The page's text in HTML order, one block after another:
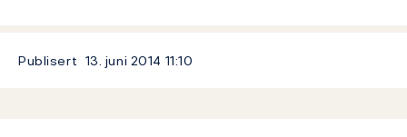
Publisert 13. juni 2014 11:10